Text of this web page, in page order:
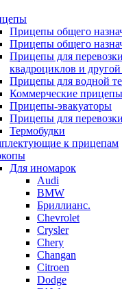
Прицепы общего
Прицепы общего
Прицепы для
квадроциклов и
Прицепы для водной
Коммерческие прицепы
Прицепы-эвакуаторы
Прицепы для
Термобудки
к прицепам
Для иномарок
Audi
BMW
Бриллианс.
Chevrolet
Crysler
Chery
Changan
Citroen
Dodge